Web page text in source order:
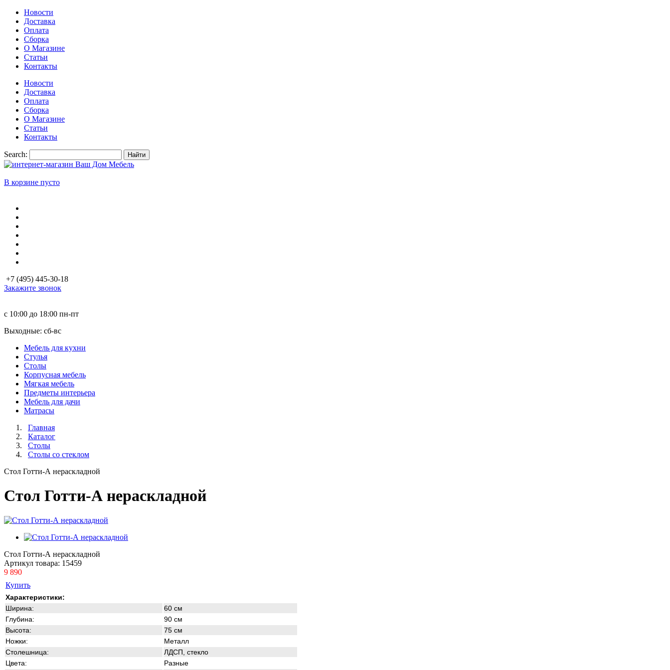
Новости
Доставка
Оплата
Сборка
О Магазине
Статьи
Контакты
Новости
Доставка
Оплата
Сборка
О Магазине
Статьи
Контакты
Search: Найти
В корзине пусто
+7 (495) 445-30-18
Закажите звонок
с 10:00 до 18:00 пн-пт
Выходные: сб-вc
Мебель для кухни
Стулья
Столы
Корпусная мебель
Мягкая мебель
Предметы интерьера
Мебель для дачи
Матраcы
Главная
Каталог
Столы
Столы со стеклом
Стол Готти-А нераскладной
Стол Готти-А нераскладной
Стол Готти-А нераскладной
Артикул товара: 15459
9 890
Купить
Характеристики:
Ширина:
60 см
Глубина:
90 см
Высота:
75 см
Ножки:
Металл
Столешница:
ЛДСП, стекло
Цвета:
Разные